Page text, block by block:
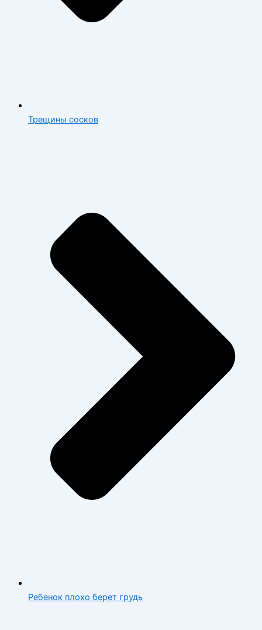
Трещины сосков
Ребенок плохо берет грудь